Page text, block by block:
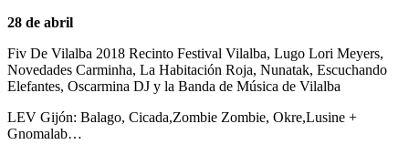
28 de abril
Fiv De Vilalba 2018 Recinto Festival Vilalba, Lugo Lori Meyers,
Novedades Carminha, La Habitación Roja, Nunatak, Escuchando
Elefantes, Oscarmina DJ y la Banda de Música de Vilalba
LEV Gijón: Balago, Cicada,Zombie Zombie, Okre,Lusine +
Gnomalab…